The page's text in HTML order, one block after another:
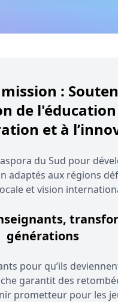
:
de
et à
du Sud pour
adaptés aux régions
et vision
générations
pour qu’ils
garantit des
prometteur pour les